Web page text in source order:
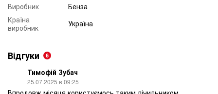
Виробник
Бенза
Країна
виробник
Україна
Відгуки 6
Тимофій Зубач
25.07.2025 в 09:25